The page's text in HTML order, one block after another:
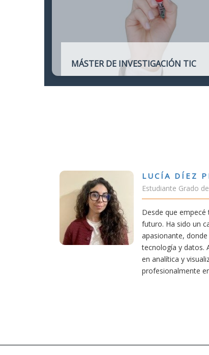
MÁSTER DE INVESTIGACIÓN TIC
mis conocimientos
exige
mejores